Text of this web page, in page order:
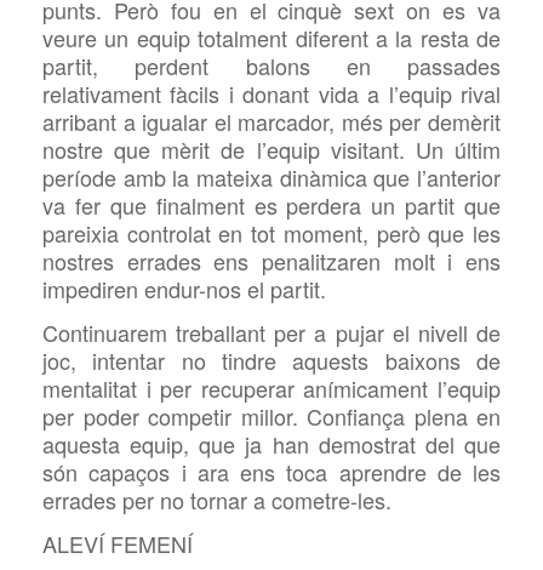
punts. Però fou en el cinquè sext on es va
veure un equip totalment diferent a la resta de
partit, perdent balons en passades
relativament fàcils i donant vida a l’equip rival
arribant a igualar el marcador, més per demèrit
nostre que mèrit de l’equip visitant. Un últim
període amb la mateixa dinàmica que l’anterior
va fer que finalment es perdera un partit que
pareixia controlat en tot moment, però que les
nostres errades ens penalitzaren molt i ens
impediren endur-nos el partit.
Continuarem treballant per a pujar el nivell de
joc, intentar no tindre aquests baixons de
mentalitat i per recuperar anímicament l’equip
per poder competir millor. Confiança plena en
aquesta equip, que ja han demostrat del que
són capaços i ara ens toca aprendre de les
errades per no tornar a cometre-les.
ALEVÍ FEMENÍ